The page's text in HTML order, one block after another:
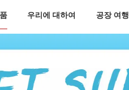
우리에 대하여 공장 여행